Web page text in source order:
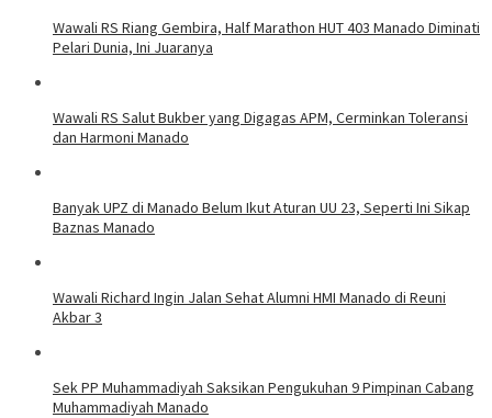
Wawali RS Riang Gembira, Half Marathon HUT 403 Manado Diminati
Pelari Dunia, Ini Juaranya
Wawali RS Salut Bukber yang Digagas APM, Cerminkan Toleransi
dan Harmoni Manado
Banyak UPZ di Manado Belum Ikut Aturan UU 23, Seperti Ini Sikap
Baznas Manado
Wawali Richard Ingin Jalan Sehat Alumni HMI Manado di Reuni
Akbar 3
Sek PP Muhammadiyah Saksikan Pengukuhan 9 Pimpinan Cabang
Muhammadiyah Manado